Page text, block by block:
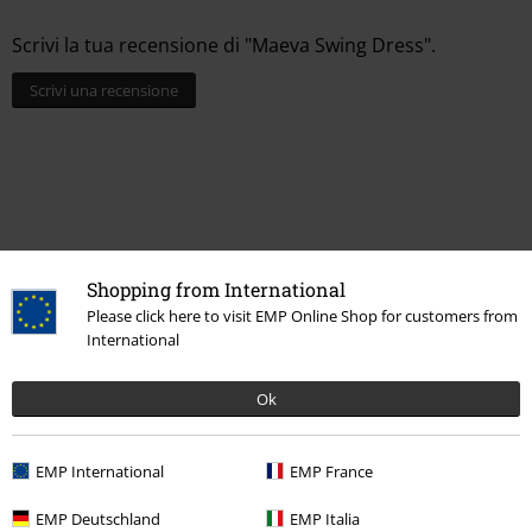
Shopping from International
Please click here to visit EMP Online Shop for customers from
International
Ok
EMP International EMP France
EMP Deutschland EMP Italia
Scrivi la tua recensione di "Maeva Swing Dress".
Scrivi una recensione
Ultimi articoli visualizzati